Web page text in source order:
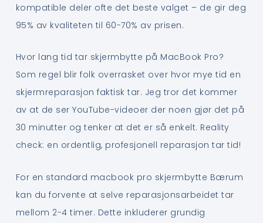
kompatible deler ofte det beste valget – de gir deg
95% av kvaliteten til 60-70% av prisen.
Hvor lang tid tar skjermbytte på MacBook Pro?
Som regel blir folk overrasket over hvor mye tid en
skjermreparasjon faktisk tar. Jeg tror det kommer
av at de ser YouTube-videoer der noen gjør det på
30 minutter og tenker at det er så enkelt. Reality
check: en ordentlig, profesjonell reparasjon tar tid!
For en standard macbook pro skjermbytte Bærum
kan du forvente at selve reparasjonsarbeidet tar
mellom 2-4 timer. Dette inkluderer grundig